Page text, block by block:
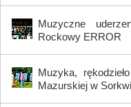
Muzyczne
Rockowy ERROR
Muzyka,
Mazurskiej w